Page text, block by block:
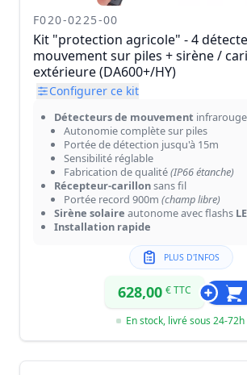
F020-0225-00
Kit "protection agricole" - 4
mouvement sur piles + sirène /
extérieure (DA600+/HY)
Configurer ce kit
Détecteurs de mouvement infrarouge
Autonomie complète sur piles
Portée de détection jusqu'à 15m
Sensibilité réglable
Fabrication de qualité(IP66 étanche)
Récepteur-carillonsans fil
Portée record 900m (champ libre)
Sirène solaire autonome avec flashs
Installation rapide
PLUS D'INFOS
628,00 € TTC
En stock, livré sous 24-72h